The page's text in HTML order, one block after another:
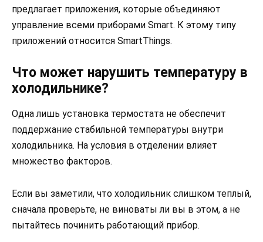
предлагает приложения, которые объединяют
управление всеми приборами Smart. К этому типу
приложений относится SmartThings.
Что может нарушить температуру в
холодильнике?
Одна лишь установка термостата не обеспечит
поддержание стабильной температуры внутри
холодильника. На условия в отделении влияет
множество факторов.
Если вы заметили, что холодильник слишком теплый,
сначала проверьте, не виноваты ли вы в этом, а не
пытайтесь починить работающий прибор.